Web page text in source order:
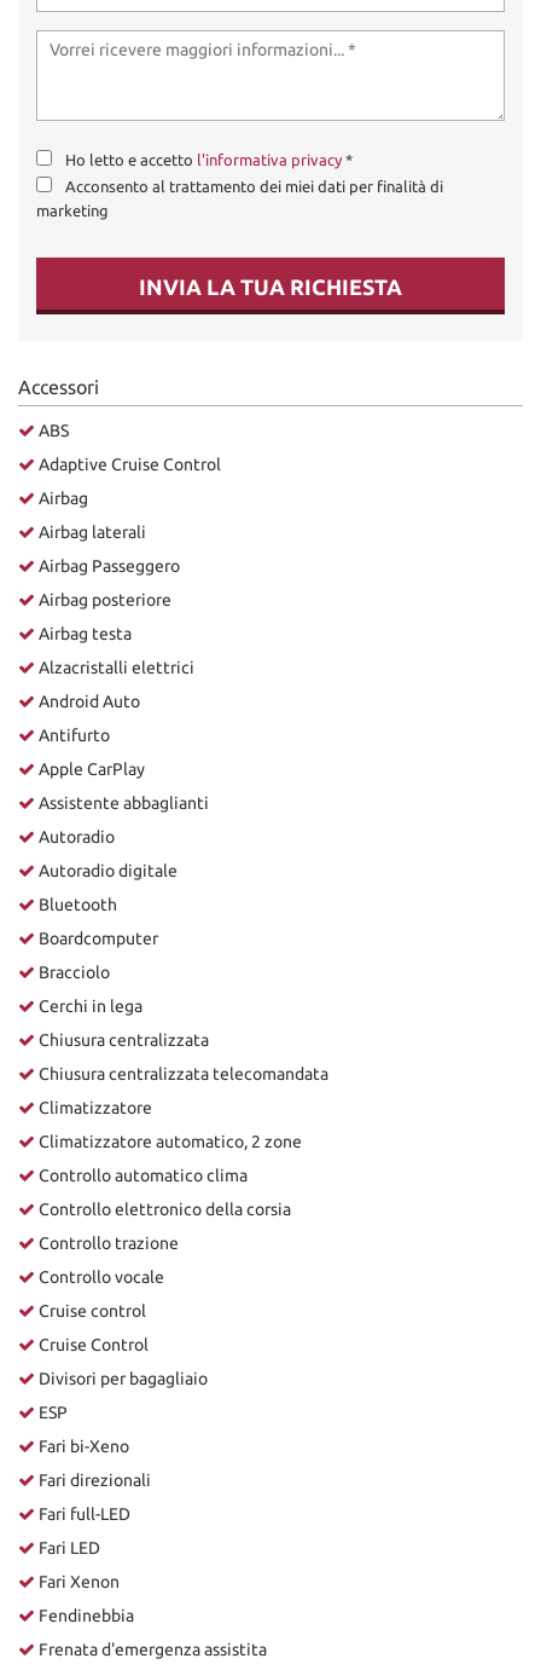
Ho letto e accetto l'informativa privacy *
Acconsento al trattamento dei miei dati per finalità di
marketing
INVIA LA TUA RICHIESTA
Accessori
ABS
Adaptive Cruise Control
Airbag
Airbag laterali
Airbag Passeggero
Airbag posteriore
Airbag testa
Alzacristalli elettrici
Android Auto
Antifurto
Apple CarPlay
Assistente abbaglianti
Autoradio
Autoradio digitale
Bluetooth
Boardcomputer
Bracciolo
Cerchi in lega
Chiusura centralizzata
Chiusura centralizzata telecomandata
Climatizzatore
Climatizzatore automatico, 2 zone
Controllo automatico clima
Controllo elettronico della corsia
Controllo trazione
Controllo vocale
Cruise control
Cruise Control
Divisori per bagagliaio
ESP
Fari bi-Xeno
Fari direzionali
Fari full-LED
Fari LED
Fari Xenon
Fendinebbia
Frenata d'emergenza assistita